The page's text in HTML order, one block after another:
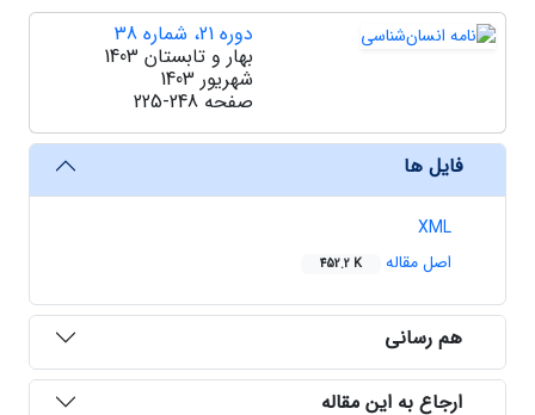
دوره 21، شماره 38
بهار و تابستان 1403
شهریور 1403
صفحه 225-248
فایل ها
XML
اصل مقاله
452.2 K
هم رسانی
ارجاع به این مقاله